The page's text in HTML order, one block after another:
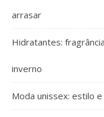
arrasar
Hidratantes:
inverno
Moda unissex: estilo